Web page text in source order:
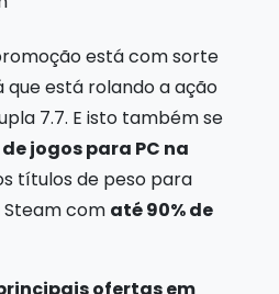
está com sorte
está rolando a ação
7.7. E isto também se
jogos para PC na
títulos de peso para
com até 90% de